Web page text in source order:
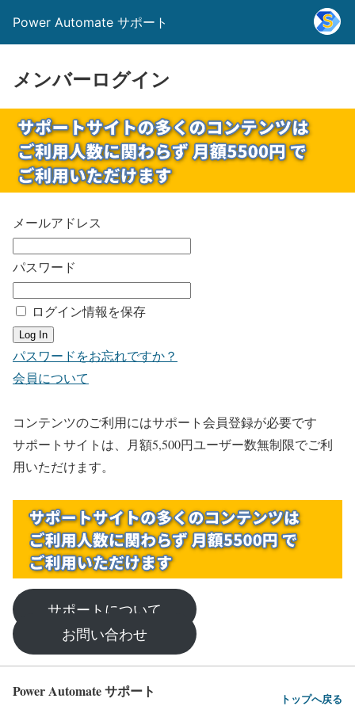
Power Automate サポート
メンバーログイン
メールアドレス
パスワード
ログイン情報を保存
パスワードをお忘れですか？
会員について
コンテンツのご利用にはサポート会員登録が必要です
サポートサイトは、月額5,500円ユーザー数無制限でご利
用いただけます。
サポートについて
お問い合わせ
Power Automate サポート トップへ戻る